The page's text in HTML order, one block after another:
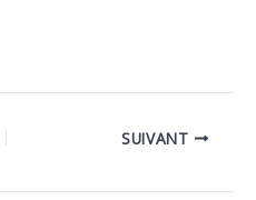
SUIVANT